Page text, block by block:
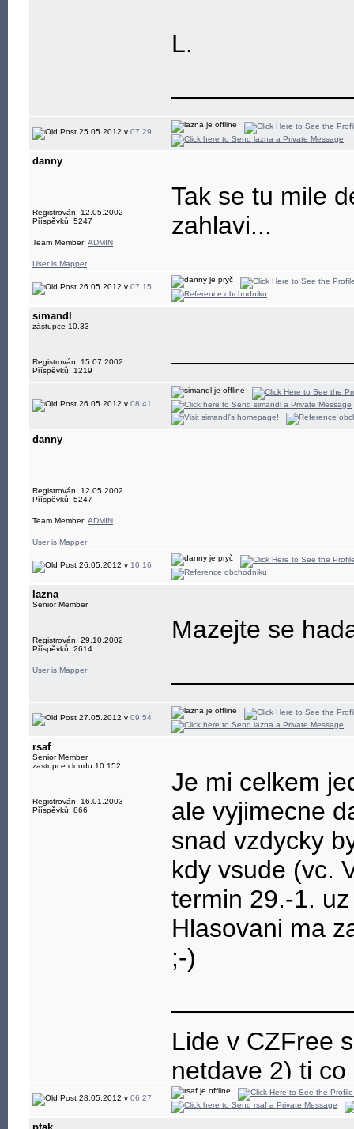
L.
25.05.2012 v 07:29
danny
Registrován: 12.05.2002
Příspěvků: 5247
Team Member: ADMIN
User is Mapper
Tak se tu mile
zahlavi...
26.05.2012 v 07:15
simandl
zástupce 10.33
Registrován: 15.07.2002
Příspěvků: 1219
26.05.2012 v 08:41
danny
Registrován: 12.05.2002
Příspěvků: 5247
Team Member: ADMIN
User is Mapper
26.05.2012 v 10:16
lazna
Senior Member
Registrován: 29.10.2002
Příspěvků: 2614
User is Mapper
Mazejte se
27.05.2012 v 09:54
rsaf
Senior Member
zastupce cloudu 10.152
Registrován: 16.01.2003
Příspěvků: 866
Je mi celkem
ale vyjimecne
snad vzdycky
kdy vsude (vc.
termin 29.-1.
Hlasovani ma
;-)
Lide v CZFree
netdave 2) ti
28.05.2012 v 06:27